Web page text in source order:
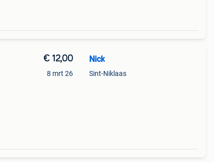
€ 12,00
8 mrt 26
Nick
Sint-Niklaas